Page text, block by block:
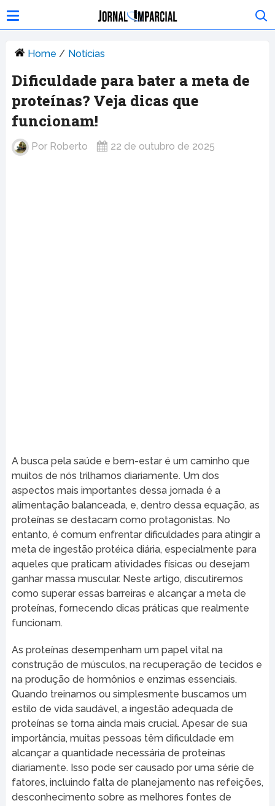
Home / Notícias
Dificuldade para bater a meta de
proteínas? Veja dicas que
funcionam!
Por Roberto 22 de outubro de 2025
A busca pela saúde e bem-estar é um caminho que
muitos de nós trilhamos diariamente. Um dos
aspectos mais importantes dessa jornada é a
alimentação balanceada, e, dentro dessa equação, as
proteínas se destacam como protagonistas. No
entanto, é comum enfrentar dificuldades para atingir a
meta de ingestão protéica diária, especialmente para
aqueles que praticam atividades físicas ou desejam
ganhar massa muscular. Neste artigo, discutiremos
como superar essas barreiras e alcançar a meta de
proteínas, fornecendo dicas práticas que realmente
funcionam.
As proteínas desempenham um papel vital na
construção de músculos, na recuperação de tecidos e
na produção de hormônios e enzimas essenciais.
Quando treinamos ou simplesmente buscamos um
estilo de vida saudável, a ingestão adequada de
proteínas se torna ainda mais crucial. Apesar de sua
importância, muitas pessoas têm dificuldade em
alcançar a quantidade necessária de proteínas
diariamente. Isso pode ser causado por uma série de
fatores, incluindo falta de planejamento nas refeições,
desconhecimento sobre as melhores fontes de